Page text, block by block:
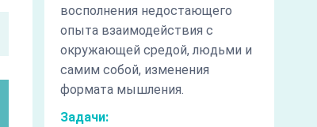
восполнения недостающего
опыта взаимодействия с
окружающей средой, людьми и
самим собой, изменения
формата мышления.
Задачи: